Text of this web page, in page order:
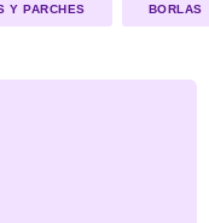
Y PARCHES BORLAS